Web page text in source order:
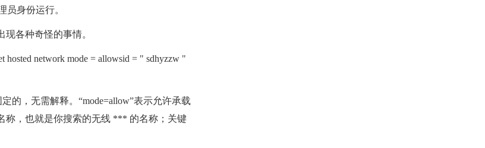
员身份运行。
各种奇怪的事情。
network mode = allowsid = " sdhyzzw "
定的，无需解释。“mode=allow”表示允许承载
称，也就是你搜索的无线 *** 的名称；关键